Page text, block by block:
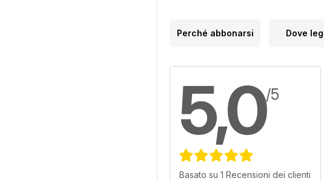
Perché abbonarsi Dove
5,0/5
Basato su 1 Recensioni dei clienti